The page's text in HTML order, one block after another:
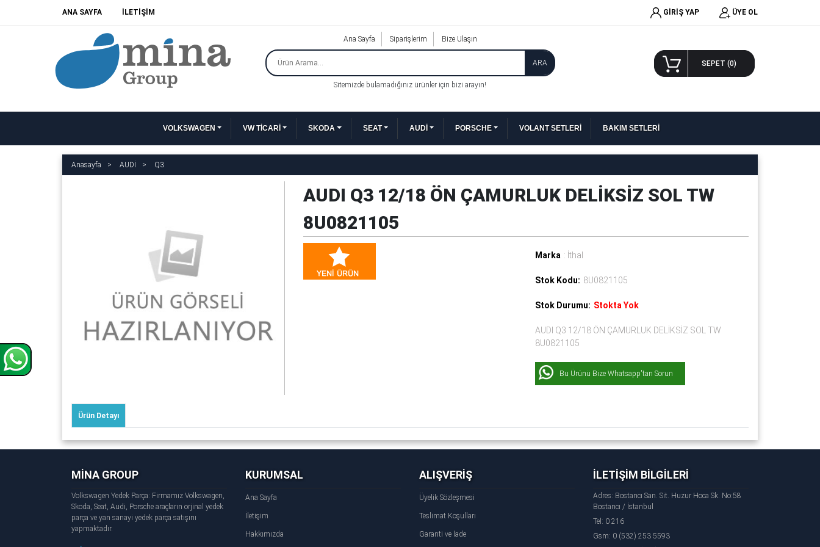
ANA SAYFA İLETİŞİM GİRİŞ YAP ÜYE OL
Ana Sayfa Siparişlerim Bize Ulaşın
ARA
Sitemizde bulamadığınız ürünler için bizi arayın!
SEPET (0)
VOLKSWAGEN VW TİCARİ SKODA SEAT AUDİ PORSCHE VOLANT SETLERİ BAKIM SETLERİ
Anasayfa AUDİ Q3
AUDI Q3 12/18 ÖN ÇAMURLUK DELİKSİZ SOL TW
8U0821105
Marka : İthal
Stok Kodu: 8U0821105
Stok Durumu: Stokta Yok
AUDI Q3 12/18 ÖN ÇAMURLUK DELİKSİZ SOL TW
8U0821105
Bu Ürünü Bize Whatsapp'tan Sorun
Ürün Detayı
MİNA GROUP
Volkswagen Yedek Parça: Firmamız Volkswagen,
Skoda, Seat, Audi, Porsche araçların orjinal yedek
parça ve yan sanayi yedek parça satışını
yapmaktadır.
KURUMSAL
Ana Sayfa
İletişim
Hakkımızda
ALIŞVERİŞ
Üyelik Sözleşmesi
Teslimat Koşulları
Garanti ve İade
İLETİŞİM BİLGİLERİ
Adres: Bostancı San. Sit. Huzur Hoca Sk. No:58
Bostancı / İstanbul
Tel: 0 216
Gsm: 0 (532) 253 5593